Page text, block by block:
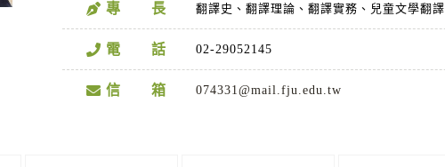
專 長 翻譯史、 翻譯理論、 翻譯實務、 兒童文學翻譯
電 話 02-29052145
信 箱 074331@mail.fju.edu.tw